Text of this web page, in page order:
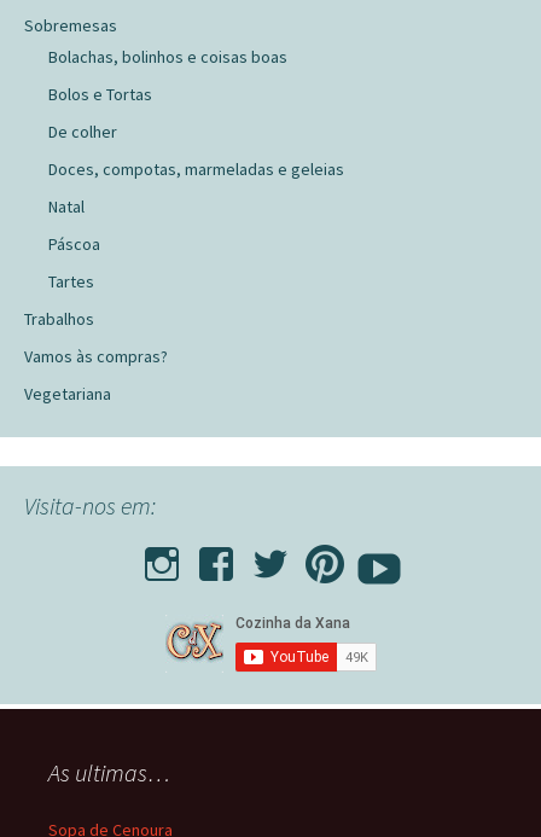
Sobremesas
Bolachas, bolinhos e coisas boas
Bolos e Tortas
De colher
Doces, compotas, marmeladas e geleias
Natal
Páscoa
Tartes
Trabalhos
Vamos às compras?
Vegetariana
Visita-nos em:
As ultimas…
Sopa de Cenoura